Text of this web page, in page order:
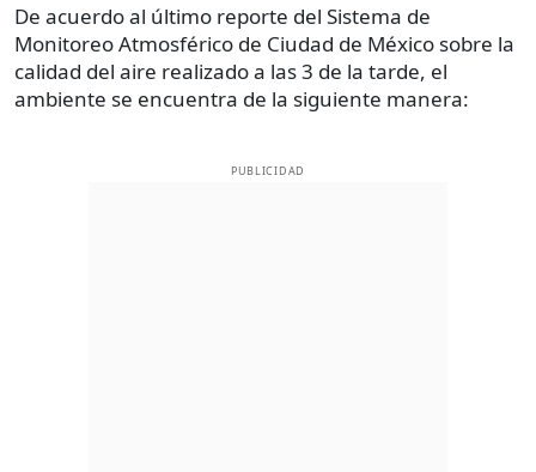
De acuerdo al último reporte del Sistema de
Monitoreo Atmosférico de Ciudad de México sobre la
calidad del aire realizado a las 3 de la tarde, el
ambiente se encuentra de la siguiente manera:
PUBLICIDAD